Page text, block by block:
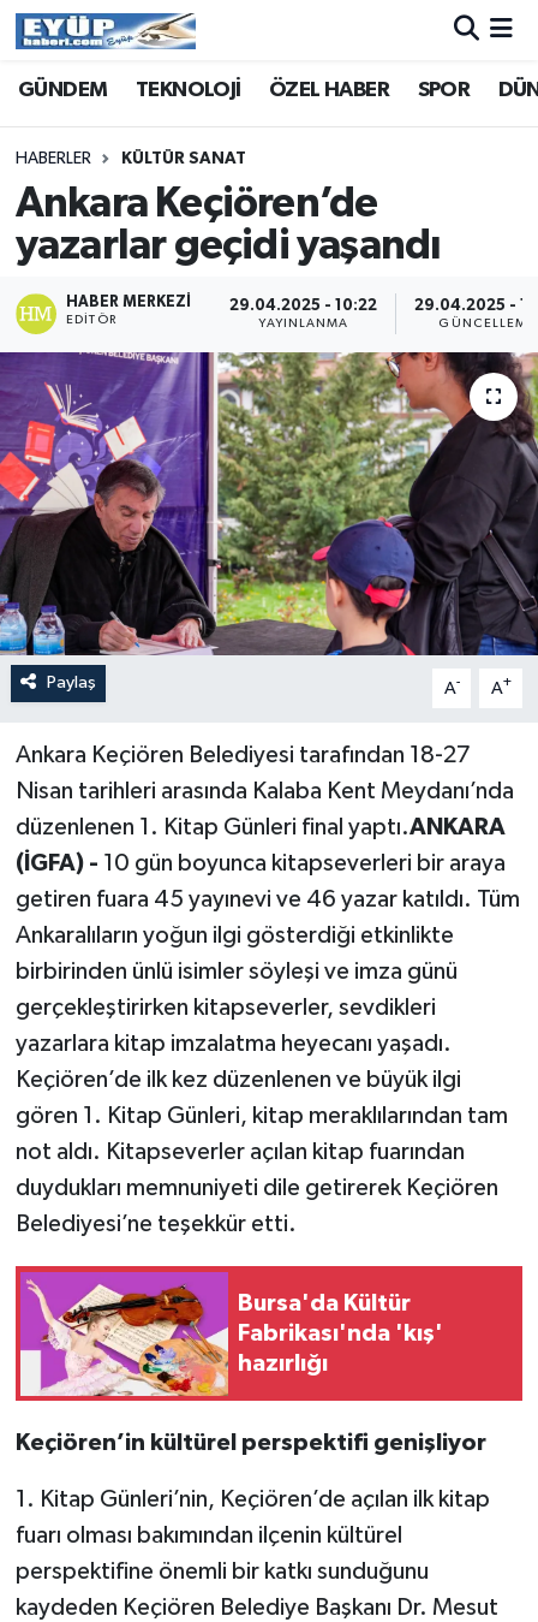
GÜNDEM TEKNOLOJİ ÖZEL HABER SPOR
HABERLER KÜLTÜR SANAT
Ankara Keçiören’de
yazarlar geçidi yaşandı
HABER MERKEZI
EDITÖR
29.04.2025 - 10:22
YAYINLANMA
29.04.2025 -
GÜNCELLEME
Paylaş A- A+
Ankara Keçiören Belediyesi tarafından 18-27
Nisan tarihleri arasında Kalaba Kent Meydanı’nda
düzenlenen 1. Kitap Günleri final yaptı.ANKARA
(İGFA) - 10 gün boyunca kitapseverleri bir araya
getiren fuara 45 yayınevi ve 46 yazar katıldı. Tüm
Ankaralıların yoğun ilgi gösterdiği etkinlikte
birbirinden ünlü isimler söyleşi ve imza günü
gerçekleştirirken kitapseverler, sevdikleri
yazarlara kitap imzalatma heyecanı yaşadı.
Keçiören’de ilk kez düzenlenen ve büyük ilgi
gören 1. Kitap Günleri, kitap meraklılarından tam
not aldı. Kitapseverler açılan kitap fuarından
duydukları memnuniyeti dile getirerek Keçiören
Belediyesi’ne teşekkür etti.
Bursa'da Kültür
Fabrikası'nda 'kış'
hazırlığı
Keçiören’in kültürel perspektifi genişliyor
1. Kitap Günleri’nin, Keçiören’de açılan ilk kitap
fuarı olması bakımından ilçenin kültürel
perspektifine önemli bir katkı sunduğunu
kaydeden Keçiören Belediye Başkanı Dr. Mesut